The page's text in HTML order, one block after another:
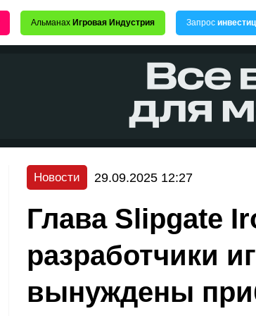
Альманах Игровая Индустрия Запрос
Новости 29.09.2025 12:27
Глава Slipgate
разработчики
вынуждены